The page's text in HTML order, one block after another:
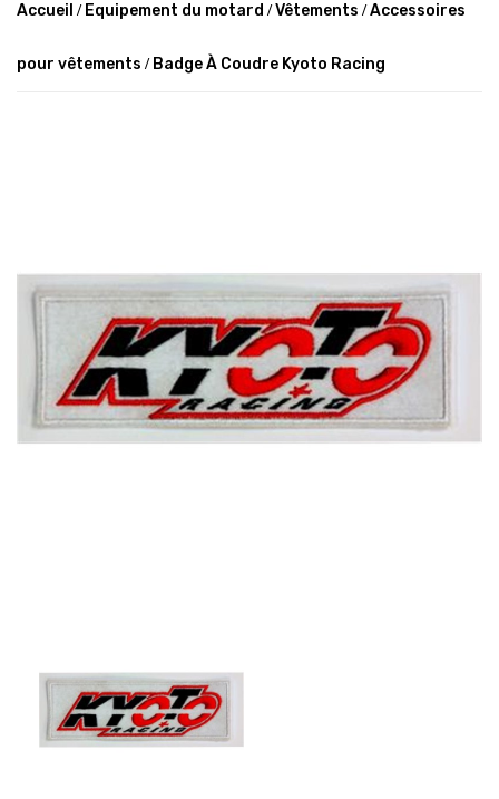
Accueil Equipement du motard Vêtements Accessoires
pour vêtements Badge À Coudre Kyoto Racing